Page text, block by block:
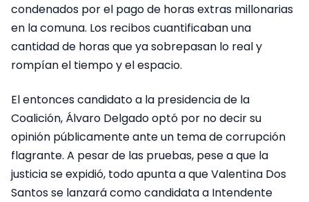
condenados por el pago de horas extras millonarias
en la comuna. Los recibos cuantificaban una
cantidad de horas que ya sobrepasan lo real y
rompían el tiempo y el espacio.
El entonces candidato a la presidencia de la
Coalición, Álvaro Delgado optó por no decir su
opinión públicamente ante un tema de corrupción
flagrante. A pesar de las pruebas, pese a que la
justicia se expidió, todo apunta a que Valentina Dos
Santos se lanzará como candidata a Intendente